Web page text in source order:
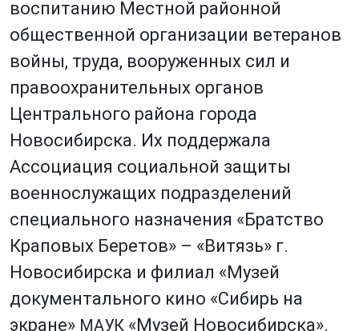
воспитанию Местной районной
общественной организации ветеранов
войны, труда, вооруженных сил и
правоохранительных органов
Центрального района города
Новосибирска. Их поддержала
Ассоциация социальной защиты
военнослужащих подразделений
специального назначения «Братство
Краповых Беретов» – «Витязь» г.
Новосибирска и филиал «Музей
документального кино «Сибирь на
экране» МАУК «Музей Новосибирска».